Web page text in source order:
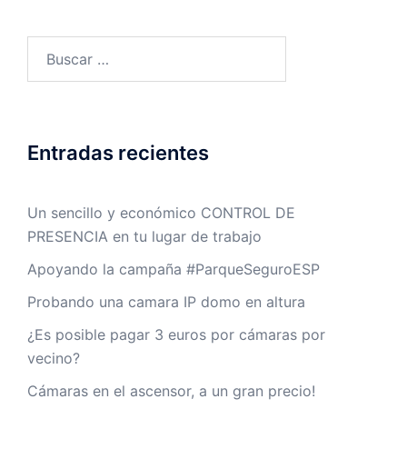
Entradas recientes
Un sencillo y económico CONTROL DE
PRESENCIA en tu lugar de trabajo
Apoyando la campaña #ParqueSeguroESP
Probando una camara IP domo en altura
¿Es posible pagar 3 euros por cámaras por
vecino?
Cámaras en el ascensor, a un gran precio!